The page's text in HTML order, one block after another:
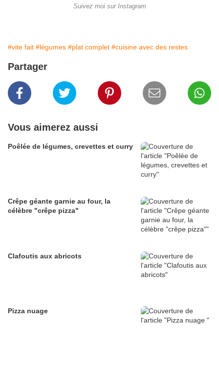
Suivez moi sur Instagram
#vite fait #légumes #plat complet #cuisine avec des restes
Partager
Vous aimerez aussi
Poêlée de légumes, crevettes et curry
Crêpe géante garnie au four, la
célèbre "crêpe pizza"
Clafoutis aux abricots
Pizza nuage